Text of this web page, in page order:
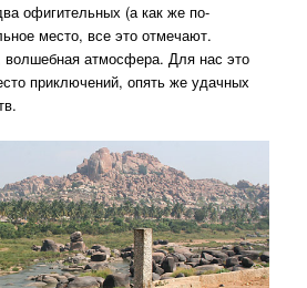
офигительных (а как же по-
место, все это отмечают.
волшебная атмосфера. Для нас это
приключений, опять же удачных